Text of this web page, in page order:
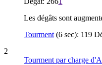
Les dégâts sont
Tourment (6 sec): 119
2
Tourment par charge